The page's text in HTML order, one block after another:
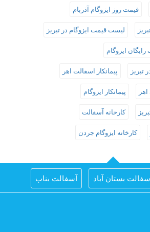
قیمت روز ایزوگام آذربام
لیست قیمت ایزوگام در تبریز
ایزوگام
تبریز پیمانکار اسفالت اهر
پیمانکار ایزوگام
کارخانه آسفالت
کارخانه ایزوگام جردن
بستان آباد آسفالت بناب